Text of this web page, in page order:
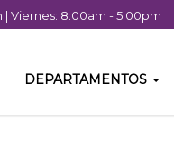
| Viernes: 8:00am - 5:00pm
DEPARTAMENTOS